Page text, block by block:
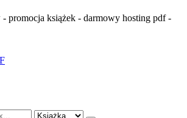
promocja książek - darmowy hosting pdf -